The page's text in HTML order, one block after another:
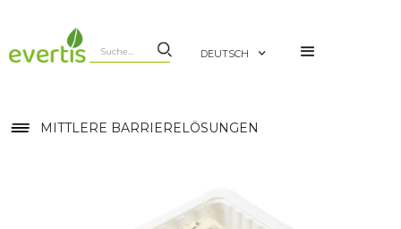
DEUTSCH
MITTLERE BARRIERELÖSUNGEN